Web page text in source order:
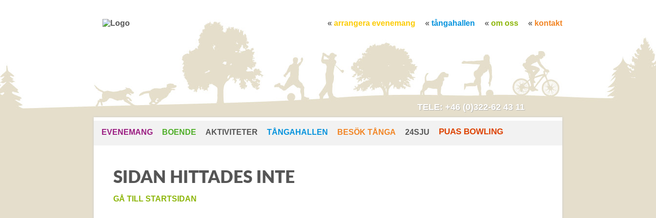
arrangera evenemang tångahallen om oss kontakt
TELE: +46 (0)322-62 43 11
EVENEMANG BOENDE AKTIVITETER TÅNGAHALLEN BESÖK TÅNGA 24SJU PUAS BOWLING
SIDAN HITTADES INTE
GÅ TILL STARTSIDAN